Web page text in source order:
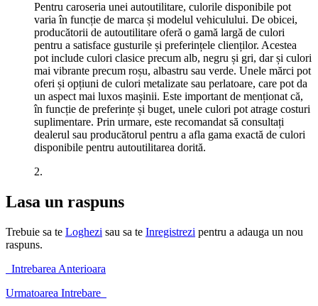
Pentru caroseria unei autoutilitare, culorile disponibile pot
varia în funcție de marca și modelul vehiculului. De obicei,
producătorii de autoutilitare oferă o gamă largă de culori
pentru a satisface gusturile și preferințele clienților. Acestea
pot include culori clasice precum alb, negru și gri, dar și culori
mai vibrante precum roșu, albastru sau verde. Unele mărci pot
oferi și opțiuni de culori metalizate sau perlatoare, care pot da
un aspect mai luxos mașinii. Este important de menționat că,
în funcție de preferințe și buget, unele culori pot atrage costuri
suplimentare. Prin urmare, este recomandat să consultați
dealerul sau producătorul pentru a afla gama exactă de culori
disponibile pentru autoutilitarea dorită.
2.
Lasa un raspuns
Trebuie sa te Loghezi sau sa te Inregistrezi pentru a adauga un nou
raspuns.
Intrebarea Anterioara
Urmatoarea Intrebare